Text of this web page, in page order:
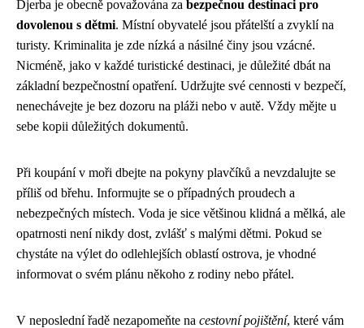
Djerba je obecně považována za bezpečnou destinaci pro
dovolenou s dětmi. Místní obyvatelé jsou přátelští a zvyklí na
turisty. Kriminalita je zde nízká a násilné činy jsou vzácné.
Nicméně, jako v každé turistické destinaci, je důležité dbát na
základní bezpečnostní opatření. Udržujte své cennosti v bezpečí,
nenechávejte je bez dozoru na pláži nebo v autě. Vždy mějte u
sebe kopii důležitých dokumentů.
Při koupání v moři dbejte na pokyny plavčíků a nevzdalujte se
příliš od břehu. Informujte se o případných proudech a
nebezpečných místech. Voda je sice většinou klidná a mělká, ale
opatrnosti není nikdy dost, zvlášť s malými dětmi. Pokud se
chystáte na výlet do odlehlejších oblastí ostrova, je vhodné
informovat o svém plánu někoho z rodiny nebo přátel.
V neposlední řadě nezapomeňte na cestovní pojištění, které vám